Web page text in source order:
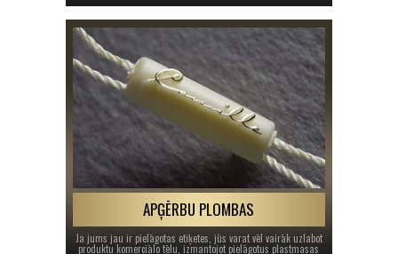
APĢĒRBU PLOMBAS
Ja jums jau ir pielāgotas etiķetes, jūs varat vēl vairāk uzlabot
produktu komerciālo tēlu, izmantojot pielāgotus plastmasas